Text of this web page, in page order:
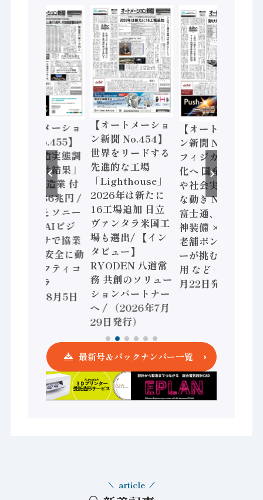
【オートメーショ
ン新聞 No.455】
「経済構造実態調
査二次集計結果」
2024年製造業 付
加価値額86兆円 /
三菱電機とソニー
セミコン AIビジ
ョンセンサで協業
/ IDEC、安全に動
かすセーフティコ
ントローラ
（2026年8月5日
【オートメーショ
ン新聞 No.454】
世界をリードする
先進的な工場
「Lighthouse」
2026年は新たに
16工場追加 日立
ヴァンタラ米国工
場も選出/ 【イン
タビュー】
RYODEN 八道常
務 共創のソリュー
ションパートナー
へ / （2026年7月
29日発行）
【オートメーショ
ン新聞 No.453】
フィジカルAI本格
化へ 国産AI開発
や社会実装に活発
な動き Noetra、
富士通、日立 / 兵
神装備 × HMS、
老舗ポンプメーカ
ーが挑むデータ活
用 など（2026年7
月22日発行）
最新号＆バックナンバー一覧
article